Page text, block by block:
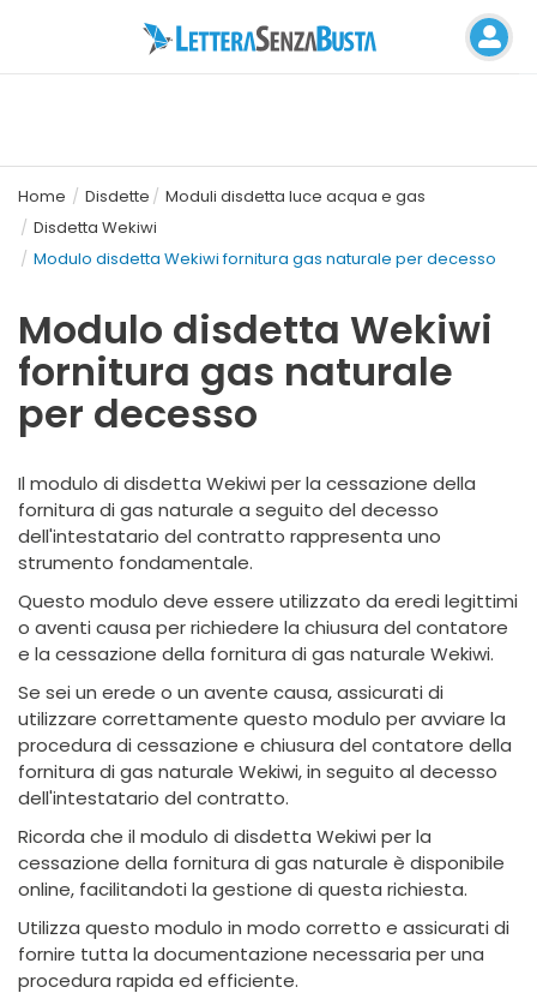
Home Disdette
Moduli disdetta luce acqua e gas
Disdetta Wekiwi
Modulo disdetta Wekiwi fornitura gas naturale per decesso
Modulo disdetta Wekiwi
fornitura gas naturale
per decesso
Il modulo di disdetta Wekiwi per la cessazione della
fornitura di gas naturale a seguito del decesso
dell'intestatario del contratto rappresenta uno
strumento fondamentale.
Questo modulo deve essere utilizzato da eredi legittimi
o aventi causa per richiedere la chiusura del contatore
e la cessazione della fornitura di gas naturale Wekiwi.
Se sei un erede o un avente causa, assicurati di
utilizzare correttamente questo modulo per avviare la
procedura di cessazione e chiusura del contatore della
fornitura di gas naturale Wekiwi, in seguito al decesso
dell'intestatario del contratto.
Ricorda che il modulo di disdetta Wekiwi per la
cessazione della fornitura di gas naturale è disponibile
online, facilitandoti la gestione di questa richiesta.
Utilizza questo modulo in modo corretto e assicurati di
fornire tutta la documentazione necessaria per una
procedura rapida ed efficiente.